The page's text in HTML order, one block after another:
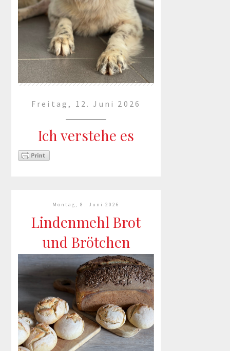
Freitag, 12. Juni 2026
Ich verstehe es
einfach nicht... 💔
in denen ich mich jedes Mal
frage: Warum wird dieser
Traumhund übersehen? Er ist
bildhübsch, hat eine tolle
Ausstrahlung ...
mehr lesen »
Montag, 8. Juni 2026
Lindenmehl Brot
und Brötchen